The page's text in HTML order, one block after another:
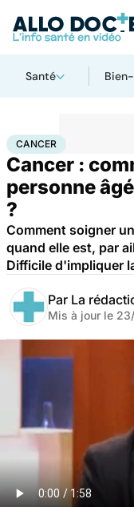
Santé
AccueilSanté
CANCER
Cancer :
personne
?
Comment soigner
quand elle est, par
Difficile d'impliquer
Par La
Mis à jour le